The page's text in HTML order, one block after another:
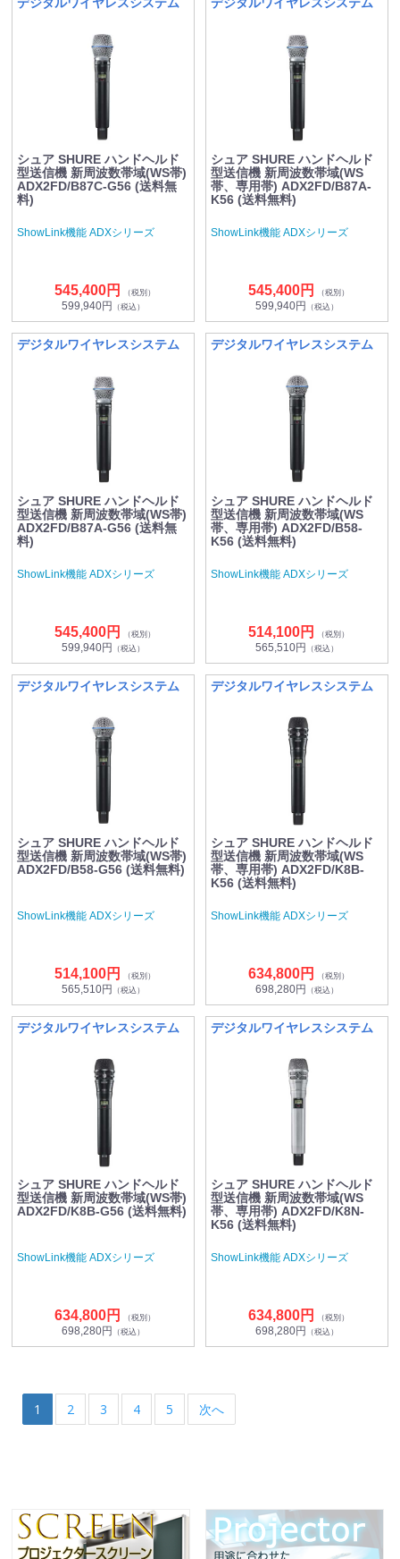
シュア SHURE ハンドヘルド
型送信機 新周波数帯域(WS帯)
ADX2FD/B87C-G56 (送料無
料)
ShowLink機能 ADXシリーズ
545,400円 （税別）
599,940円 （税込）
シュア SHURE ハンドヘルド
型送信機 新周波数帯域(WS
帯、専用帯) ADX2FD/B87A-
K56 (送料無料)
ShowLink機能 ADXシリーズ
545,400円 （税別）
599,940円 （税込）
デジタルワイヤレスシステム
シュア SHURE ハンドヘルド
型送信機 新周波数帯域(WS帯)
ADX2FD/B87A-G56 (送料無
料)
ShowLink機能 ADXシリーズ
545,400円 （税別）
599,940円 （税込）
デジタルワイヤレスシステム
シュア SHURE ハンドヘルド
型送信機 新周波数帯域(WS
帯、専用帯) ADX2FD/B58-
K56 (送料無料)
ShowLink機能 ADXシリーズ
514,100円 （税別）
565,510円 （税込）
デジタルワイヤレスシステム
シュア SHURE ハンドヘルド
型送信機 新周波数帯域(WS帯)
ADX2FD/B58-G56 (送料無料)
ShowLink機能 ADXシリーズ
514,100円 （税別）
565,510円 （税込）
デジタルワイヤレスシステム
シュア SHURE ハンドヘルド
型送信機 新周波数帯域(WS
帯、専用帯) ADX2FD/K8B-
K56 (送料無料)
ShowLink機能 ADXシリーズ
634,800円 （税別）
698,280円 （税込）
デジタルワイヤレスシステム
シュア SHURE ハンドヘルド
型送信機 新周波数帯域(WS帯)
ADX2FD/K8B-G56 (送料無料)
ShowLink機能 ADXシリーズ
634,800円 （税別）
698,280円 （税込）
デジタルワイヤレスシステム
シュア SHURE ハンドヘルド
型送信機 新周波数帯域(WS
帯、専用帯) ADX2FD/K8N-
K56 (送料無料)
ShowLink機能 ADXシリーズ
634,800円 （税別）
698,280円 （税込）
1 2 3 4 5 次へ